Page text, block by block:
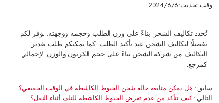
وقت تحديث:2024/6/6
تُحدد تكاليف الشحن بناءً على وزن الطلب وحجمه ووجهته. نوفر لكم
تفصيلًا لتكاليف الشحن عند تأكيد الطلب. كما يمكنكم طلب تقدير
التكاليف من شركة الشحن بناءً على حجم الكرتون والوزن الإجمالي
كمرجع.
سابق هل يمكن متابعة حالة شحن الخيوط الكاشطة في الوقت الحقيقي؟
التالي كيف تتأكد من عدم تعرض الخيوط الكاشطة للتلف أثناء النقل؟